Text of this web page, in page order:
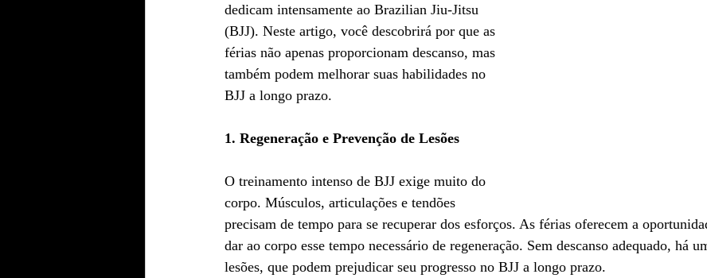
dedicam intensamente ao Brazilian Jiu-Jitsu
(BJJ). Neste artigo, você descobrirá por que as
férias não apenas proporcionam descanso, mas
também podem melhorar suas habilidades no
BJJ a longo prazo.
1. Regeneração e Prevenção de Lesões
O treinamento intenso de BJJ exige muito do
corpo. Músculos, articulações e tendões
precisam de tempo para se recuperar dos esforços. As férias oferecem a
dar ao corpo esse tempo necessário de regeneração. Sem descanso adequado, há
lesões, que podem prejudicar seu progresso no BJJ a longo prazo.